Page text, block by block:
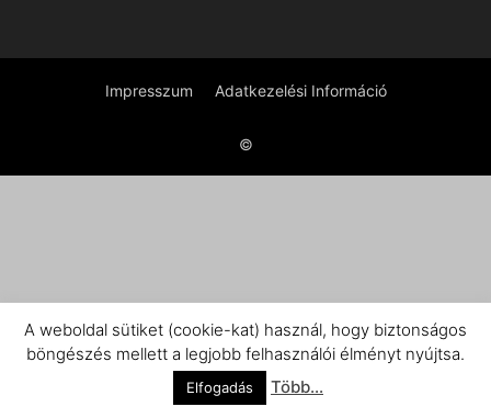
Impresszum Adatkezelési Információ
©
A weboldal sütiket (cookie-kat) használ, hogy biztonságos
böngészés mellett a legjobb felhasználói élményt nyújtsa.
Elfogadás Több...